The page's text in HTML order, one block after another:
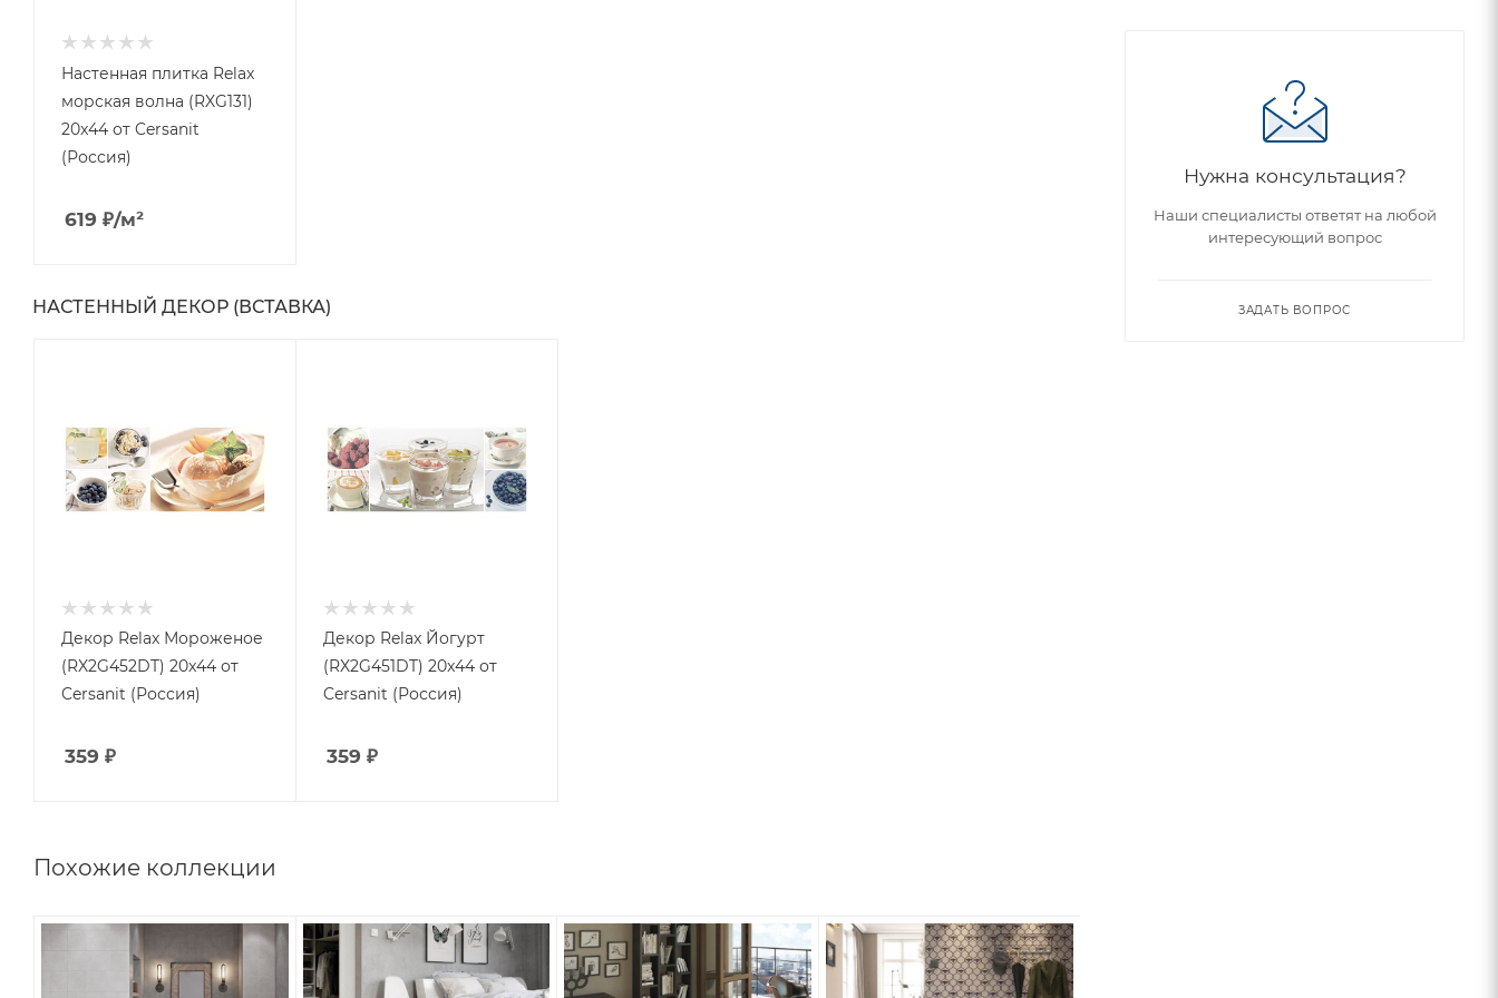
Настенная плитка Relax
морская волна (RXG131)
20x44 от Cersanit
(Россия)
619 ₽/м²
НАСТЕННЫЙ ДЕКОР (ВСТАВКА)
Декор Relax Мороженое
(RX2G452DT) 20x44 от
Cersanit (Россия)
359 ₽
Декор Relax Йогурт
(RX2G451DT) 20x44 от
Cersanit (Россия)
359 ₽
Похожие коллекции
Нужна консультация?
Наши специалисты ответят на любой
интересующий вопрос
ЗАДАТЬ ВОПРОС